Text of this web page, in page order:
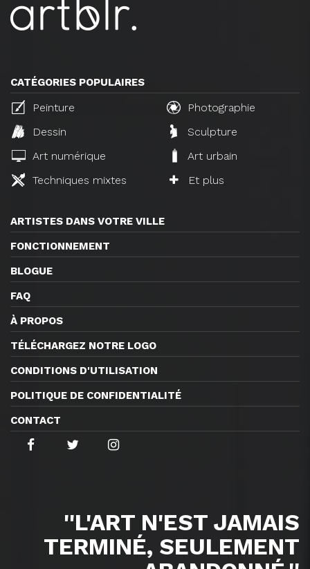
CATÉGORIES POPULAIRES
Peinture
Photographie
Dessin
Sculpture
Art numérique
Art urbain
Techniques mixtes
Et plus
ARTISTES DANS VOTRE VILLE
FONCTIONNEMENT
BLOGUE
FAQ
À PROPOS
TÉLÉCHARGEZ NOTRE LOGO
CONDITIONS D'UTILISATION
POLITIQUE DE CONFIDENTIALITÉ
CONTACT
''L'ART N'EST JAMAIS
TERMINÉ, SEULEMENT